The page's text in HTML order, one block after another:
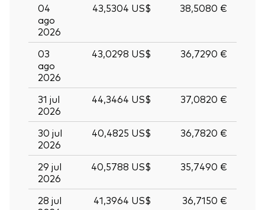
04
ago
2026
43,5304 US$ 38,5080 €
03
ago
2026
43,0298 US$ 36,7290 €
31 jul
2026
44,3464 US$ 37,0820 €
30 jul
2026
40,4825 US$ 36,7820 €
29 jul
2026
40,5788 US$ 35,7490 €
28 jul
41,3964 US$ 36,7150 €